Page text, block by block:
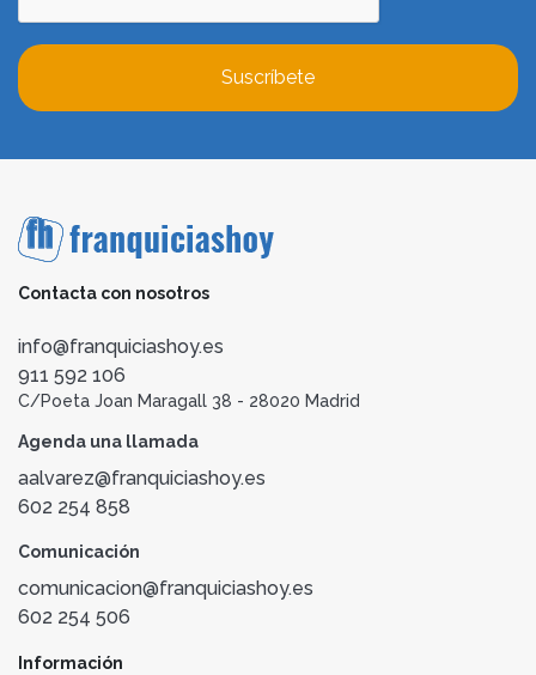
Suscríbete
Contacta con nosotros
info@franquiciashoy.es
911 592 106
C/Poeta Joan Maragall 38 - 28020 Madrid
Agenda una llamada
aalvarez@franquiciashoy.es
602 254 858
Comunicación
comunicacion@franquiciashoy.es
602 254 506
Información